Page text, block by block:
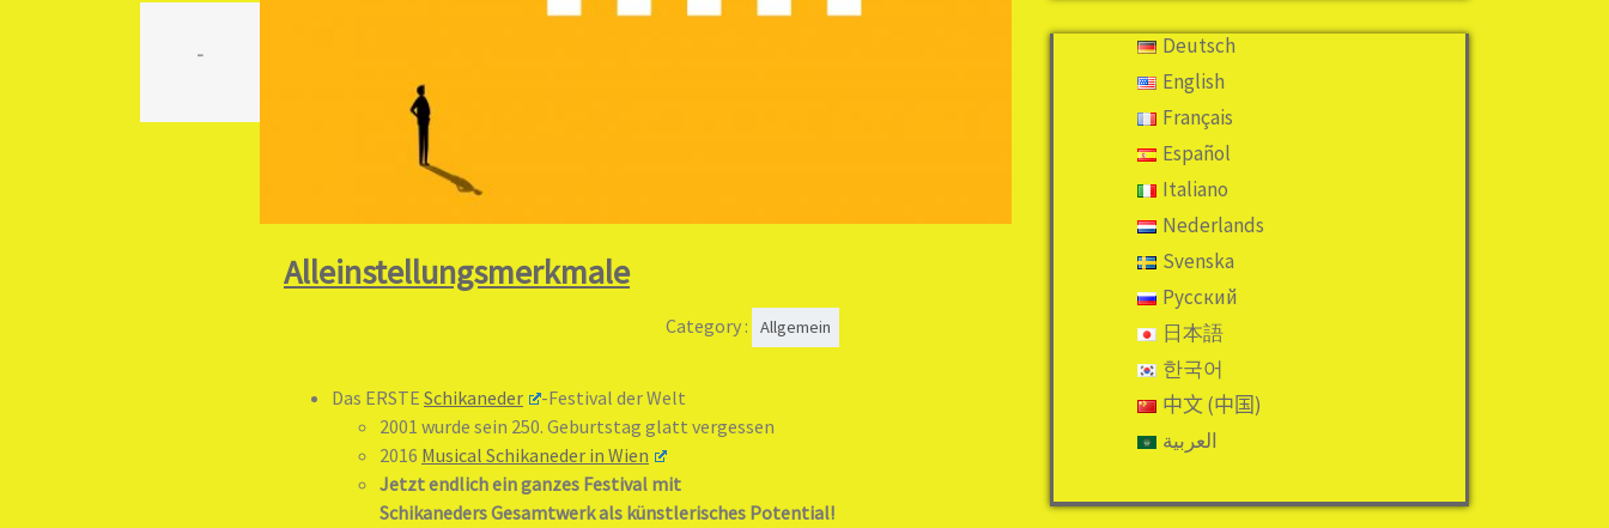
-
Alleinstellungsmerkmale
Category : Allgemein
Das ERSTE Schikaneder
-Festival der Welt
2001 wurde sein 250. Geburtstag glatt vergessen
2016 Musical Schikaneder in Wien
Jetzt endlich ein ganzes Festival mit
Schikaneders Gesamtwerk als künstlerisches Potential!
Deutsch
English
Français
Español
Italiano
Nederlands
Svenska
Русский
日本語
한국어
中文 (中国)
العربية